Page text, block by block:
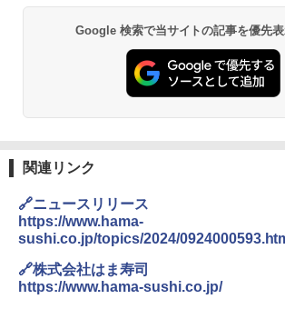
Google 検索で当サイトの記事を優先
関連リンク
🔗ニュースリリース
https://www.hama-
sushi.co.jp/topics/2024/
🔗株式会社はま寿司
https://www.hama-sushi.co.jp/